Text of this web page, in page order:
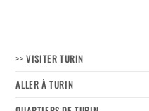
>> VISITER TURIN
ALLER À TURIN